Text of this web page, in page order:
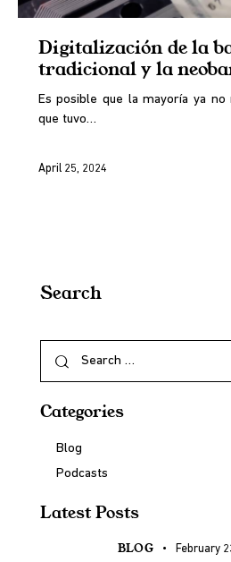
Digitalización de la
tradicional y la
Es posible que la mayoría ya
que tuvo…
April 25, 2024
Search
Categories
Blog
Podcasts
Latest Posts
BLOG February